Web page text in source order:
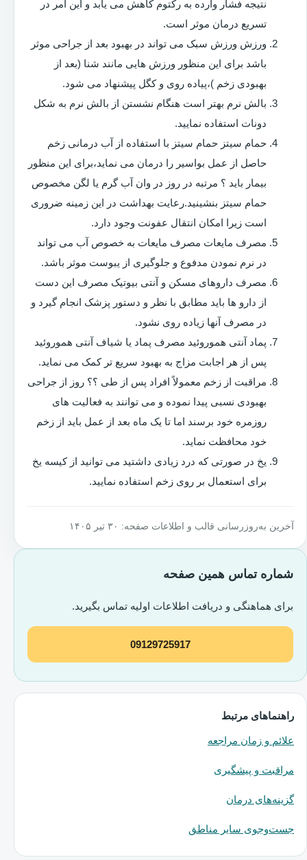
نتیجه فشار وارده به رکتوم کاهش می یابد و این امر در
تسریع درمان موثر است.
ورزش ورزش سبک می تواند در بهبود بعد از جراحی موثر
باشد برای این منظور ورزش هایی مانند شنا (بعد از
بهبودی زخم )،پیاده روی و کگل پیشنهاد می شود.
بالش نرم بهتر است هنگام نشستن از بالش نرم به شکل
دونات استفاده نمایید.
حمام سیتز حمام سیتز با استفاده از آب درمانی زخم
حاصل از عمل بواسیر را درمان می نماید،برای این منظور
بیمار باید ؟ مرتبه در روز در وان آب گرم یا لگن مخصوص
حمام سیتز بنشینید.رعایت بهداشت در این زمینه ضروری
است زیرا امکان انتقال عفونت وجود دارد.
مصرف مایعات مصرف مایعات به خصوص آب می تواند
در نرم نمودن مدفوع و جلوگیری از یبوست موثر باشد.
مصرف داروهای مسکن و آنتی بیوتیک مصرف این دست
از دارو ها باید مطابق با نظر و دستور پزشک انجام گیرد و
در مصرف آنها زیاده روی نشود.
پماد آنتی هموروئید مصرف پماد یا شیاف آنتی هموروئید
پس از هر اجابت مزاج به بهبود سریع تر کمک می نماید.
مراقبت از زخم معمولاً افراد پس از طی ؟؟ روز از جراحی
بهبودی نسبی پیدا نموده و می توانند به فعالیت های
روزمره خود برسند اما تا یک ماه بعد از عمل باید از زخم
خود محافظت نماید.
یخ در صورتی که درد زیادی داشتید می توانید از کیسه یخ
برای استعمال بر روی زخم استفاده نمایید.
آخرین به‌روزرسانی قالب و اطلاعات صفحه: ۳۰ تیر ۱۴۰۵
شماره تماس همین صفحه
برای هماهنگی و دریافت اطلاعات اولیه تماس بگیرید.
09129725917
راهنماهای مرتبط
علائم و زمان مراجعه
مراقبت و پیشگیری
گزینه‌های درمان
جست‌وجوی سایر مناطق